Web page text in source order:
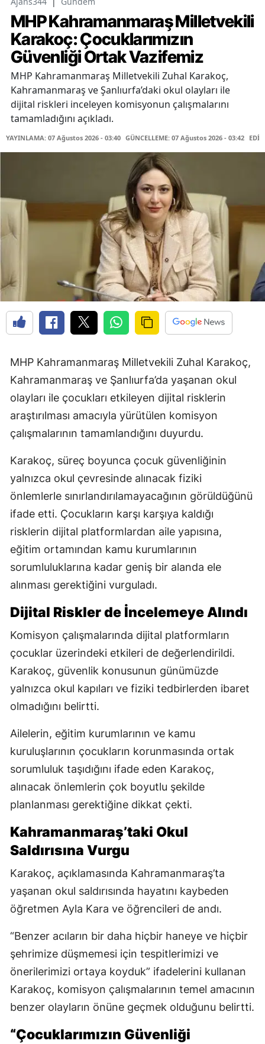
MHP Kahramanmaraş Milletvekili
Karakoç: Çocuklarımızın
Güvenliği Ortak Vazifemiz
MHP Kahramanmaraş Milletvekili Zuhal Karakoç,
Kahramanmaraş ve Şanlıurfa’daki okul olayları ile
dijital riskleri inceleyen komisyonun çalışmalarını
tamamladığını açıkladı.
YAYINLAMA: 07 Ağustos 2026 - 03:40 GÜNCELLEME: 07 Ağustos 2026 - 03:42
MHP Kahramanmaraş Milletvekili Zuhal Karakoç,
Kahramanmaraş ve Şanlıurfa’da yaşanan okul
olayları ile çocukları etkileyen dijital risklerin
araştırılması amacıyla yürütülen komisyon
çalışmalarının tamamlandığını duyurdu.
Karakoç, süreç boyunca çocuk güvenliğinin
yalnızca okul çevresinde alınacak fiziki
önlemlerle sınırlandırılamayacağının görüldüğünü
ifade etti. Çocukların karşı karşıya kaldığı
risklerin dijital platformlardan aile yapısına,
eğitim ortamından kamu kurumlarının
sorumluluklarına kadar geniş bir alanda ele
alınması gerektiğini vurguladı.
Dijital Riskler de İncelemeye Alındı
Komisyon çalışmalarında dijital platformların
çocuklar üzerindeki etkileri de değerlendirildi.
Karakoç, güvenlik konusunun günümüzde
yalnızca okul kapıları ve fiziki tedbirlerden ibaret
olmadığını belirtti.
Ailelerin, eğitim kurumlarının ve kamu
kuruluşlarının çocukların korunmasında ortak
sorumluluk taşıdığını ifade eden Karakoç,
alınacak önlemlerin çok boyutlu şekilde
planlanması gerektiğine dikkat çekti.
Kahramanmaraş’taki Okul
Saldırısına Vurgu
Karakoç, açıklamasında Kahramanmaraş’ta
yaşanan okul saldırısında hayatını kaybeden
öğretmen Ayla Kara ve öğrencileri de andı.
“Benzer acıların bir daha hiçbir haneye ve hiçbir
şehrimize düşmemesi için tespitlerimizi ve
önerilerimizi ortaya koyduk” ifadelerini kullanan
Karakoç, komisyon çalışmalarının temel amacının
benzer olayların önüne geçmek olduğunu belirtti.
“Çocuklarımızın Güvenliği